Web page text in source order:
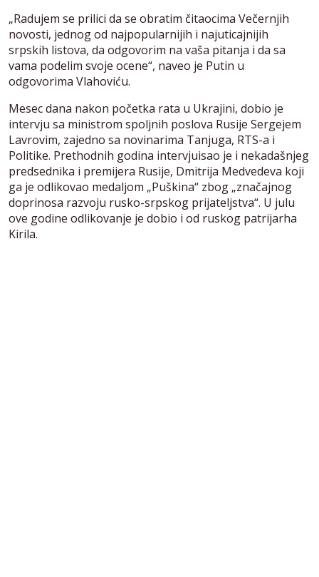
„Radujem se prilici da se obratim čitaocima Večernjih
novosti, jednog od najpopularnijih i najuticajnijih
srpskih listova, da odgovorim na vaša pitanja i da sa
vama podelim svoje ocene“, naveo je Putin u
odgovorima Vlahoviću.
Mesec dana nakon početka rata u Ukrajini, dobio je
intervju sa ministrom spoljnih poslova Rusije Sergejem
Lavrovim, zajedno sa novinarima Tanjuga, RTS-a i
Politike. Prethodnih godina intervjuisao je i nekadašnjeg
predsednika i premijera Rusije, Dmitrija Medvedeva koji
ga je odlikovao medaljom „Puškina“ zbog „značajnog
doprinosa razvoju rusko-srpskog prijateljstva“. U julu
ove godine odlikovanje je dobio i od ruskog patrijarha
Kirila.